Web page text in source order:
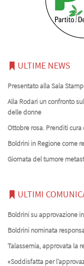
ULTIME NEWS
Presentato alla Sala
Alla Rodari un confronto
delle donne
Ottobre rosa. Prenditi cura
Boldrini in Regione come
Giornata del tumore
ULTIMI
Boldrini su approvazione
Boldrini nominata
Talassemia, approvata la
«Soddisfatta per